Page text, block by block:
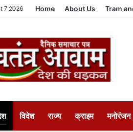
7 2026 Home About Us Tram
विदेश राज्य क्राइम मनोरंजन